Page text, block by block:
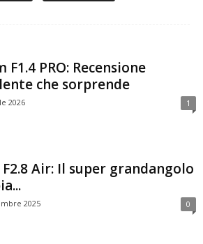
PRO: Recensione
che sorprende
2026 1
Air: Il super grandangolo
2025 0